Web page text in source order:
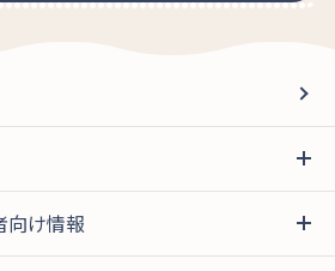
使用量を多めにしてください。ミキサ
いとでんぷん由来のべたつきが強く
は、加水量を増やすことをおすすめし
向け情報